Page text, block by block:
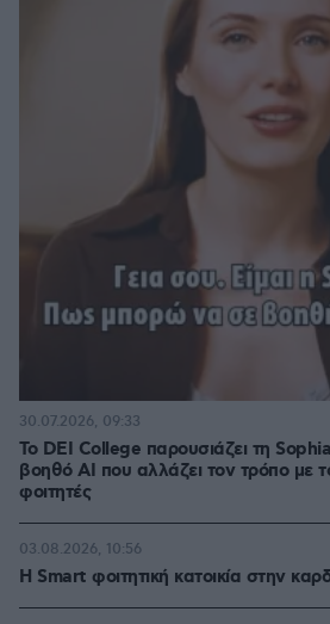
Το DEI College παρουσιάζει τη
βοηθό AI που αλλάζει τον τρόπο με
φοιτητές
30.07.2026, 09:33
Η Smart φοιτητική κατοικία στην
03.08.2026, 10:56